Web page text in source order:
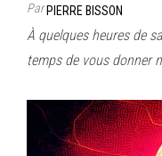
ParPIERRE BISSON
À quelques heures de
temps de vous donner